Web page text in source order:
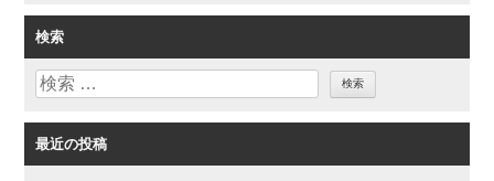
ゴ
リ
ー
検索
検
最近の投稿